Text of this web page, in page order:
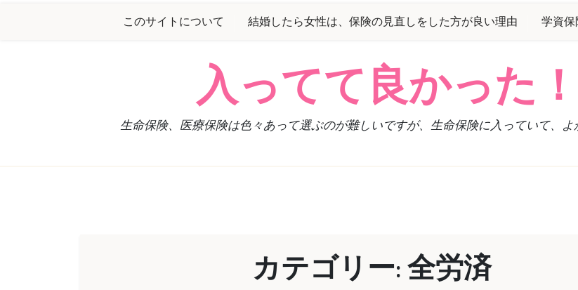
このサイトについて 結婚したら女性は、保険の見直しをした方が良い理由 学資保
入ってて良かった
生命保険、医療保険は色々あって選ぶのが難しいですが、生命保険に入っていて、よ
カテゴリー: 全労済